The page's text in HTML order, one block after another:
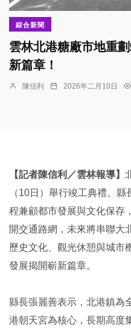
綜合新聞
雲林北港糖廠市地重
新篇章！
陳信利 2026年二月10日
【記者陳信利／雲林報導】
（10日）舉行竣工典禮。
程兼顧都市發展與文化保存
開交通路網，未來將串聯大
歷史文化、觀光休憩與城市
發展揭開嶄新篇章。
縣長張麗善表示，北港鎮為
港朝天宮為核心，長期高度